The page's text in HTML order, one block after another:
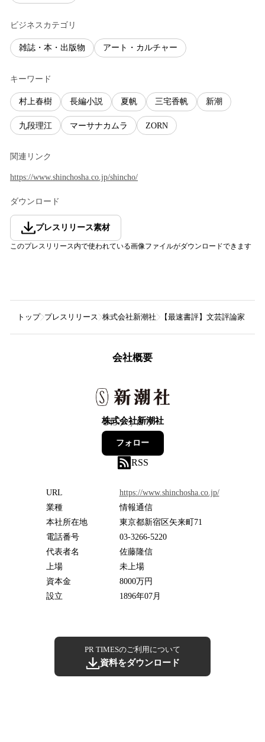
ビジネスカテゴリ
雑誌・本・出版物 アート・カルチャー
キーワード
村上春樹 長編小説 夏帆 三宅香帆 新潮
九段理江 マーサナカムラ ZORN
関連リンク
https://www.shinchosha.co.jp/shincho/
ダウンロード
プレスリリース素材
このプレスリリース内で使われている画像ファイルがダウンロードできます
トップ プレスリリース 株式会社新潮社 【最速書評】文芸評論家・
会社概要
株式会社新潮社
143フォロワー
フォロー
RSS
URL
https://www.shinchosha.co.jp/
業種
情報通信
本社所在地
東京都新宿区矢来町71
電話番号
03-3266-5220
代表者名
佐藤隆信
上場
未上場
資本金
8000万円
設立
1896年07月
PR TIMESのご利用について
資料をダウンロード